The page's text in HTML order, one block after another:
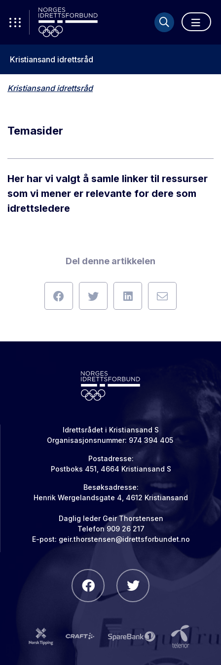
Kristiansand idrettsråd
Kristiansand idrettsråd
Temasider
Her har vi valgt å samle linker til ressurser
som vi mener er relevante for dere som
idrettsledere
Del denne artikkelen
Idrettsrådet i Kristiansand S
Organisasjonsnummer: 974 394 405
Postadresse:
Postboks 451, 4664 Kristiansand S
Besøksadresse:
Henrik Wergelandsgate 4, 4612 Kristiansand
Daglig leder Geir Thorstensen
Telefon 909 26 217
E-post: geir.thorstensen@idrettsforbundet.no